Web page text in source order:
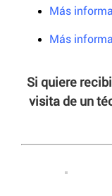
Más
Más
Si quiere
visita de un